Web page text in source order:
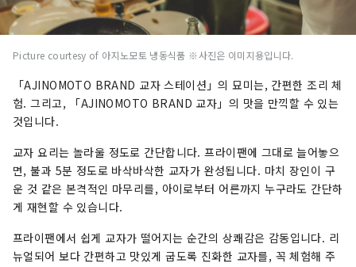
Picture courtesy of 아지노모토 냉동식품 ※사진은 이미지용입니다.
「AJINOMOTO BRAND 교자 스테이션」의 묘미는, 간편한 조리 체
험. 그리고, 「AJINOMOTO BRAND 교자」의 맛을 만끽할 수 있는
것입니다.
교자 요리는 놀라울 정도로 간단합니다. 프라이팬에 그대로 늘어놓으
면, 불과 5분 정도로 바삭바삭한 교자가 완성됩니다. 마치 장인이 구
운 것 같은 본격적인 마무리를, 아이로부터 어른까지 누구라도 간단하
게 재현할 수 있습니다.
프라이팬에서 쉽게 교자가 떨어지는 순간의 상쾌감은 감동입니다. 리
뉴얼되어 보다 간편하고 맛있게 굽도록 진화한 교자를, 꼭 체험해 주